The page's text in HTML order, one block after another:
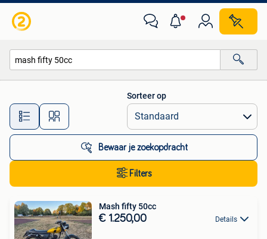
Alle afstanden…
Sorteer op
Bewaar je zoekopdracht
Filters
Mash fifty 50cc
€ 1.250,00 Details